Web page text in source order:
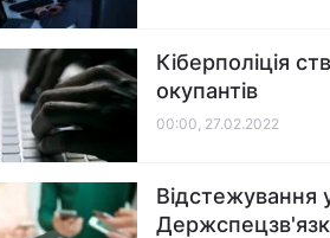
Кіберполіція
окупантів
00:00, 27.02.2022
Відстежування